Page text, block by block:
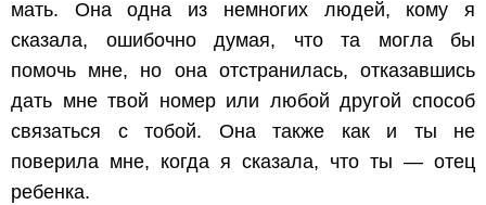
мать. Она одна из немногих людей, кому я
сказала, ошибочно думая, что та могла бы
помочь мне, но она отстранилась, отказавшись
дать мне твой номер или любой другой способ
связаться с тобой. Она также как и ты не
поверила мне, когда я сказала, что ты — отец
ребенка.